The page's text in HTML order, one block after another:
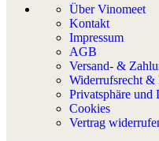
Über Vinomeet
Kontakt
Impressum
AGB
Versand- &
Widerrufsrecht &
Privatsphäre und
Cookies
Vertrag